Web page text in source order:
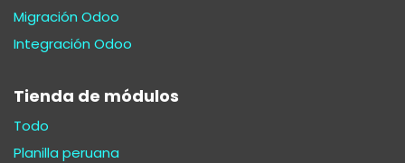
Migración Odoo
Integración Odoo
Tienda de módulos
Todo
Planilla peruana